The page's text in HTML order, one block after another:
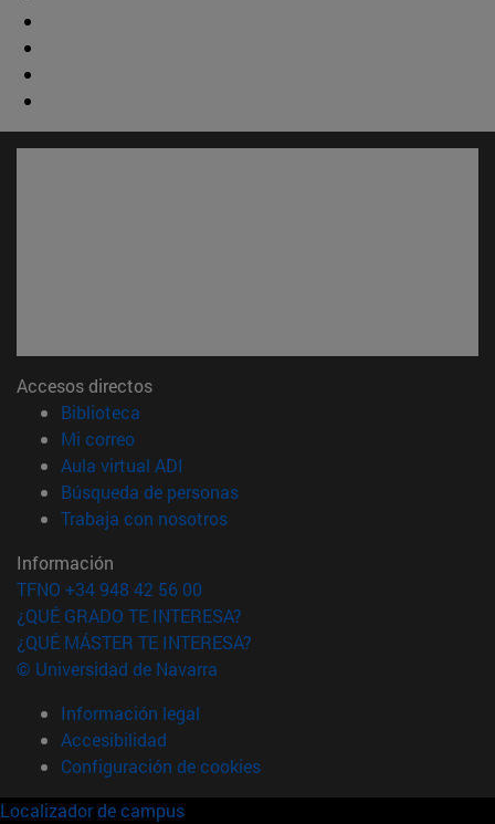
Accesos directos
Biblioteca
Mi correo(abre en nueva ventana)
Aula virtual ADI
Búsqueda de personas(abre en nueva ventana)
Trabaja con nosotros(abre en nueva ventana)
Información
TFNO +34 948 42 56 00
¿QUÉ GRADO TE INTERESA?
¿QUÉ MÁSTER TE INTERESA?
© Universidad de Navarra
Información legal
Accesibilidad
Configuración de cookies
Localizador de campus